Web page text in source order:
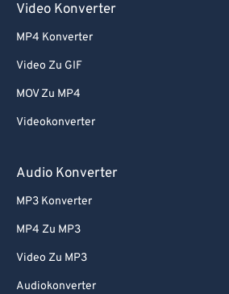
Video Konverter
MP4 Konverter
Video Zu GIF
MOV Zu MP4
Videokonverter
Audio Konverter
MP3 Konverter
MP4 Zu MP3
Video Zu MP3
Audiokonverter